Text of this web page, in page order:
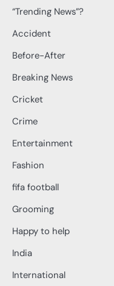
“Trending News”?
Accident
Before-After
Breaking News
Cricket
Crime
Entertainment
Fashion
fifa football
Grooming
Happy to help
India
International